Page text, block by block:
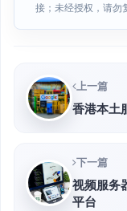
接；未经授权，请勿
上一篇
香港本土
下一篇
视频服务
平台